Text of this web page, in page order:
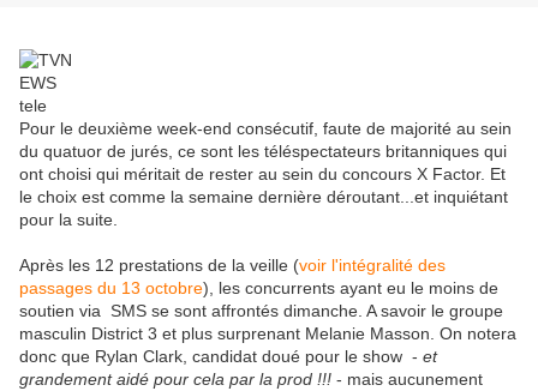
Pour le deuxième week-end consécutif, faute de majorité au sein
du quatuor de jurés, ce sont les téléspectateurs britanniques qui
ont choisi qui méritait de rester au sein du concours X Factor. Et
le choix est comme la semaine dernière déroutant...et inquiétant
pour la suite.
Après les 12 prestations de la veille (voir l'intégralité des
passages du 13 octobre), les concurrents ayant eu le moins de
soutien via SMS se sont affrontés dimanche. A savoir le groupe
masculin District 3 et plus surprenant Melanie Masson. On notera
donc que Rylan Clark, candidat doué pour le show - et
grandement aidé pour cela par la prod !!! - mais aucunement